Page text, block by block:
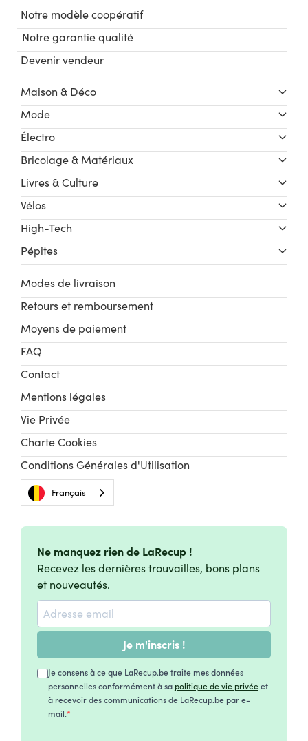
Notre modèle coopératif
Notre garantie qualité
Devenir vendeur
Maison & Déco
Mode
Électro
Bricolage & Matériaux
Livres & Culture
Vélos
High-Tech
Pépites
Modes de livraison
Retours et remboursement
Moyens de paiement
FAQ
Contact
Mentions légales
Vie Privée
Charte Cookies
Conditions Générales d'Utilisation
Français
Ne manquez rien de LaRecup !
Recevez les dernières trouvailles, bons plans
et nouveautés.
Je m'inscris !
Je consens à ce que LaRecup.be traite mes données
personnelles conformément à sapolitique de vie privéeet
à recevoir des communications de LaRecup.be par e-
mail.